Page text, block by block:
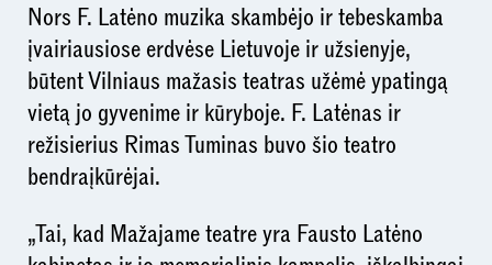
Nors F. Latėno muzika skambėjo ir tebeskamba
įvairiausiose erdvėse Lietuvoje ir užsienyje,
būtent Vilniaus mažasis teatras užėmė ypatingą
vietą jo gyvenime ir kūryboje. F. Latėnas ir
režisierius Rimas Tuminas buvo šio teatro
bendraįkūrėjai.
„Tai, kad Mažajame teatre yra Fausto Latėno